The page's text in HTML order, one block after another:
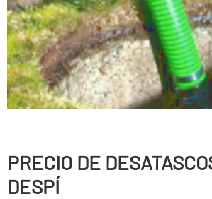
PRECIO DE
DESPÍ